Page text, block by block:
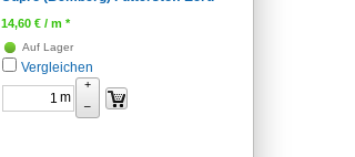
14,60 € / m *
Auf Lager
Vergleichen
m
+
–